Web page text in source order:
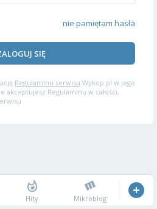
nie pamiętam hasła
SIĘ
Regulaminu serwisu Wykop.pl w jego
akceptujesz Regulaminu w całości,
Hity Mikroblog